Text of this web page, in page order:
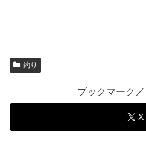
釣り
ブックマーク
X